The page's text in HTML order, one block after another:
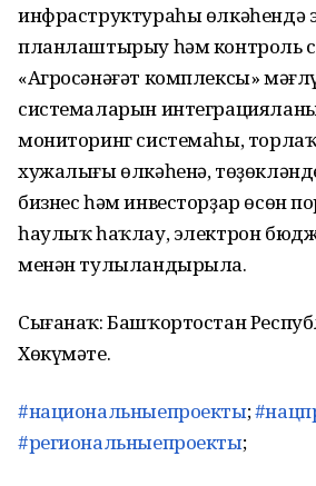
инфраструктураһы өлкәһендә
планлаштырыу һәм контроль
«Агросәнәғәт комплексы»
системаларын
мониторинг системаһы,
хужалығы өлкәһенә,
бизнес һәм инвесторҙар өсөн
һаулыҡ һаҡлау, электрон
менән тулыландырыла.
Сығанаҡ: Башҡортостан
Хөкүмәте.
#национальныепроекты;
#региональныепроекты;